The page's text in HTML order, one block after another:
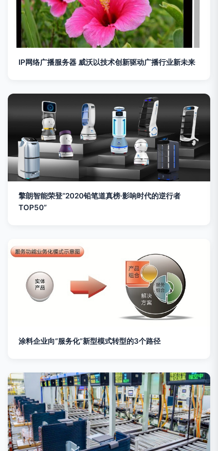
IP网络广播服务器 威沃以技术创新驱动广播行业新未来
擎朗智能荣登“2020铅笔道真榜·影响时代的逆行者
TOP50”
涂料企业向“服务化”新型模式转型的3个路径